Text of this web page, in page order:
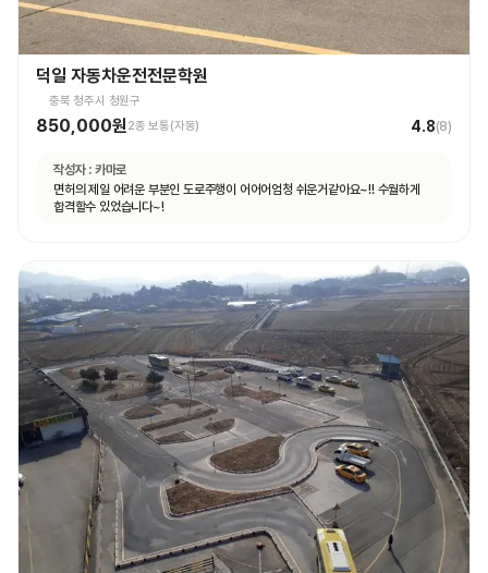
덕일 자동차운전전문학원
충북 청주시 청원구
850,000원2종 보통(자동) 4.8(8)
작성자 : 카마로
면허의 제일 어려운 부분인 도로주행이 어어어엄청 쉬운거같아요~!! 수월하게
합격할수 있었습니다~!